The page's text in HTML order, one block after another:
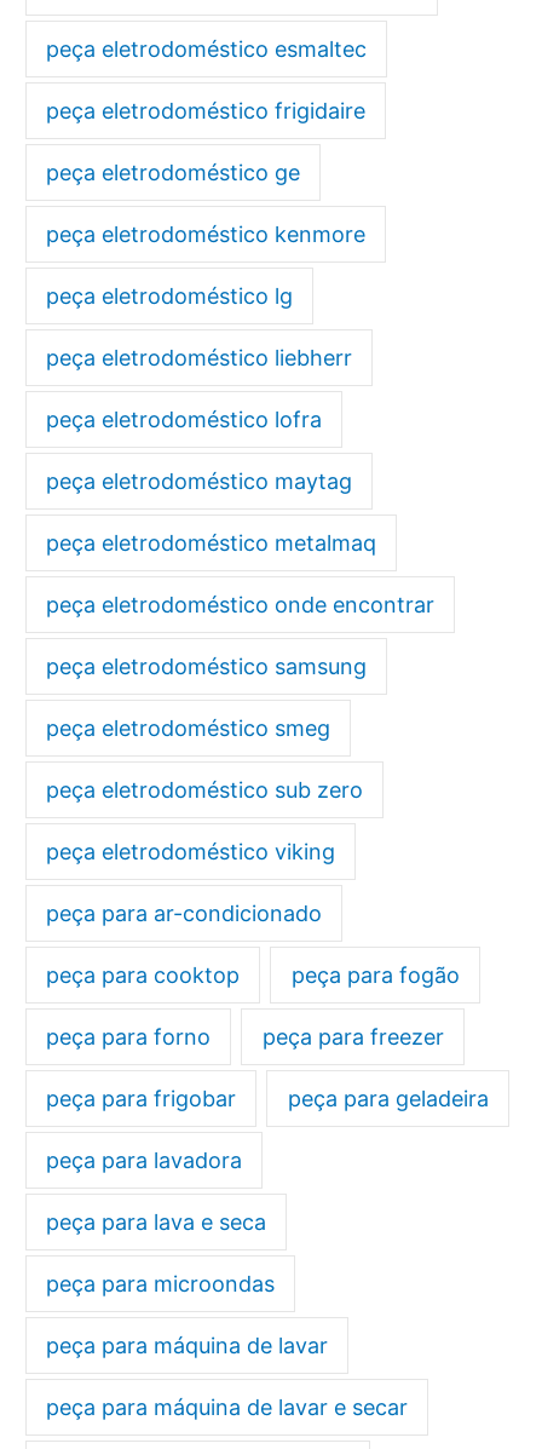
peça eletrodoméstico esmaltec
peça eletrodoméstico frigidaire
peça eletrodoméstico ge
peça eletrodoméstico kenmore
peça eletrodoméstico lg
peça eletrodoméstico liebherr
peça eletrodoméstico lofra
peça eletrodoméstico maytag
peça eletrodoméstico metalmaq
peça eletrodoméstico onde encontrar
peça eletrodoméstico samsung
peça eletrodoméstico smeg
peça eletrodoméstico sub zero
peça eletrodoméstico viking
peça para ar-condicionado
peça para cooktop peça para fogão
peça para forno peça para freezer
peça para frigobar peça para geladeira
peça para lavadora
peça para lava e seca
peça para microondas
peça para máquina de lavar
peça para máquina de lavar e secar